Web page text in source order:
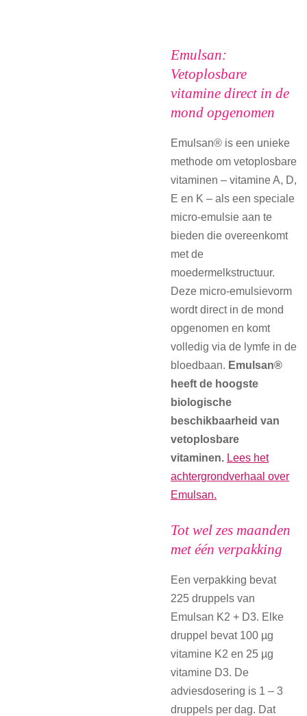
Emulsan:
Vetoplosbare
vitamine direct in de
mond opgenomen
Emulsan® is een unieke
methode om vetoplosbare
vitaminen – vitamine A, D,
E en K – als een speciale
micro-emulsie aan te
bieden die overeenkomt
met de
moedermelkstructuur.
Deze micro-emulsievorm
wordt direct in de mond
opgenomen en komt
volledig via de lymfe in de
bloedbaan. Emulsan®
heeft de hoogste
biologische
beschikbaarheid van
vetoplosbare
vitaminen. Lees het
achtergrondverhaal over
Emulsan.
Tot wel zes maanden
met één verpakking
Een verpakking bevat
225 druppels van
Emulsan K2 + D3. Elke
druppel bevat 100 µg
vitamine K2 en 25 µg
vitamine D3. De
adviesdosering is 1 – 3
druppels per dag. Dat